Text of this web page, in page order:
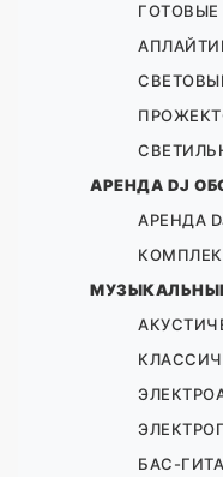
АРЕНДА DJ
АРЕНДА
БАС-